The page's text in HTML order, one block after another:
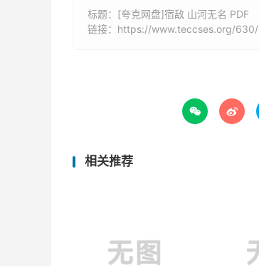
标题：[夸克网盘]宿敌 山河无名 PDF
链接： https://www.teccses.org/630/
 
相关推荐